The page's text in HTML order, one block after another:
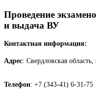
Проведение
и выдача ВУ
Контактная информация:
Адрес: Свердловская
Телефон: +7 (343-41) 6-31-75